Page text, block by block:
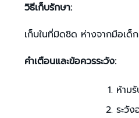
วิธีเก็บรักษา:
เก็บในที่มิดชิด ห่างจากมือเด็
คำเตือนและข้อควรระวัง:
ห้าม
ระวั